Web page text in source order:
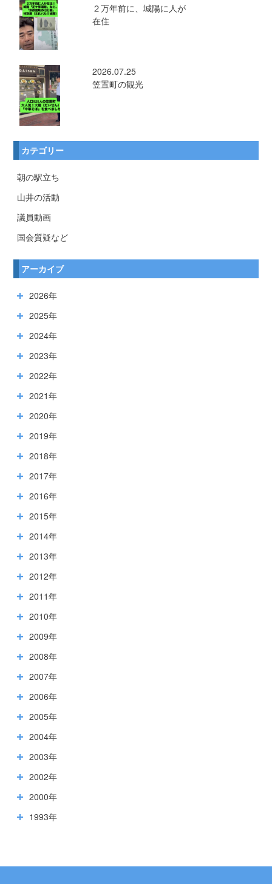
２万年前に、城陽に人が
在住
2026.07.25
笠置町の観光
カテゴリー
朝の駅立ち
山井の活動
議員動画
国会質疑など
アーカイブ
2026年
2025年
2024年
2023年
2022年
2021年
2020年
2019年
2018年
2017年
2016年
2015年
2014年
2013年
2012年
2011年
2010年
2009年
2008年
2007年
2006年
2005年
2004年
2003年
2002年
2000年
1993年